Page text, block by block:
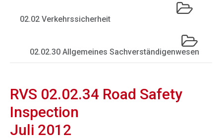
02.02 Verkehrssicherheit
02.02.30 Allgemeines Sachverständigenwesen
RVS 02.02.34 Road Safety
Inspection
Juli 2012